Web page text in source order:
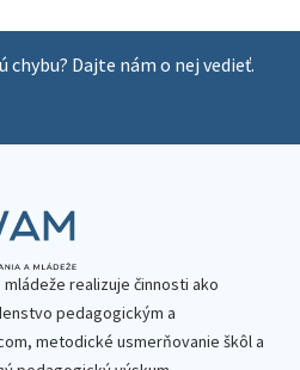
Dajte nám o nej vedieť.
realizuje činnosti ako
pedagogickým a
metodické usmerňovanie škôl a